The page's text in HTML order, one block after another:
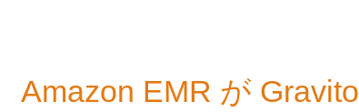
Amazon EMR が